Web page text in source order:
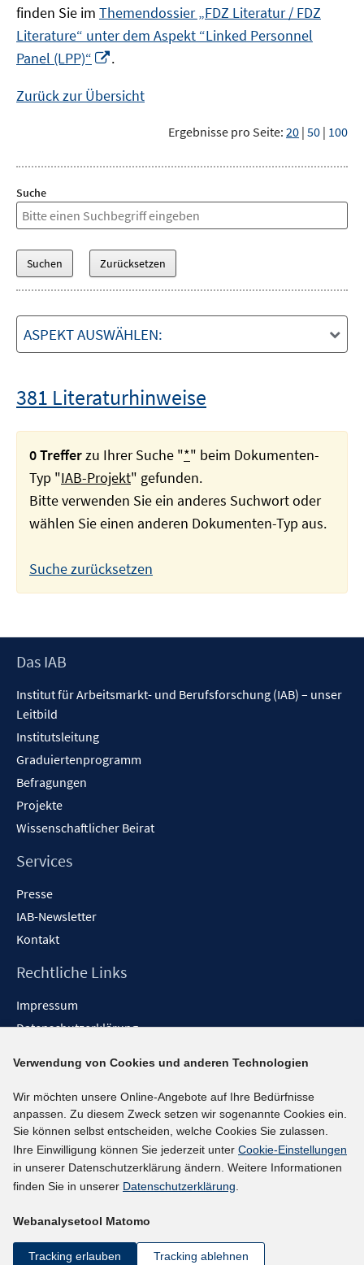
finden Sie im Themendossier „FDZ Literatur / FDZ
Literature“ unter dem Aspekt “Linked Personnel
Panel (LPP)“
Fenster
.
Zurück zur Übersicht
Ergebnisse pro Seite: 20 | 50 | 100
Suche
ASPEKT AUSWÄHLEN:
381 Literaturhinweise
0 Trefferzu Ihrer Suche "*" beim Dokumenten-
Typ "IAB-Projekt" gefunden.
Bitte verwenden Sie ein anderes Suchwort oder
wählen Sie einen anderen Dokumenten-Typ aus.
Suche zurücksetzen
Footer
Das IAB
Institut für Arbeitsmarkt- und Berufsforschung (IAB) – unser
Leitbild
Institutsleitung
Graduiertenprogramm
Befragungen
Projekte
Wissenschaftlicher Beirat
Services
Presse
IAB-Newsletter
Kontakt
Rechtliche Links
Impressum
Datenschutzerklärung
Barrieren melden
Social-Media-Kanäle
BlueSky
YouTube
LinkedIn
kununu
Netiquette
Verwendung von Cookies und anderen Technologien
Wir möchten unsere Online-Angebote auf Ihre Bedürfnisse
anpassen. Zu diesem Zweck setzen wir sogenannte Cookies ein.
Sie können selbst entscheiden, welche Cookies Sie zulassen.
Ihre Einwilligung können Sie jederzeit unter Cookie-Einstellungen
in unserer Datenschutzerklärung ändern. Weitere Informationen
finden Sie in unserer Datenschutzerklärung.
Webanalysetool Matomo
Tracking erlauben Tracking ablehnen